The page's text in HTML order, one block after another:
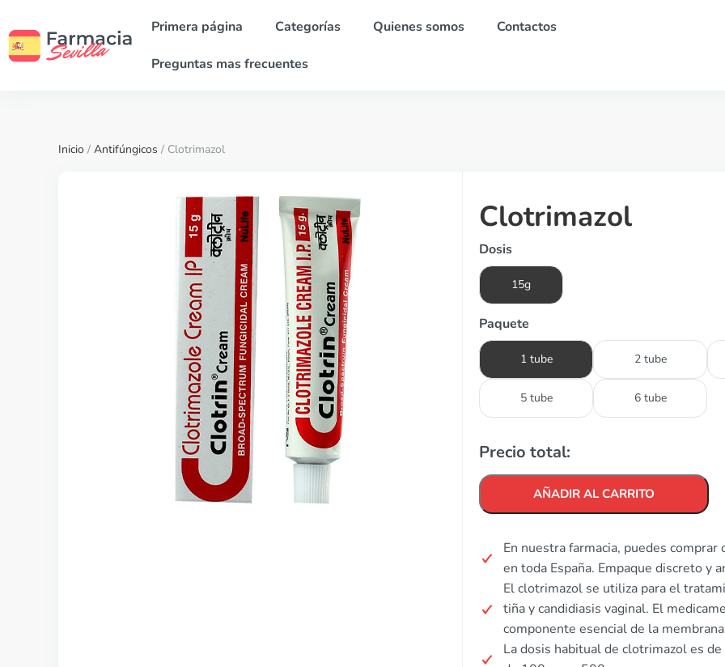
Primera página Categorías Quienes somos Contactos
Preguntas mas frecuentes
Inicio / Antifúngicos / Clotrimazol
Clotrimazol
Dosis
15g
Paquete
1 tube 2 tube
5 tube 6 tube
Precio total:
AÑADIR AL CARRITO
En nuestra farmacia, puedes
en toda España. Empaque discreto y
El clotrimazol se utiliza para el
tiña y candidiasis vaginal. El
componente esencial de la
La dosis habitual de clotrimazol es